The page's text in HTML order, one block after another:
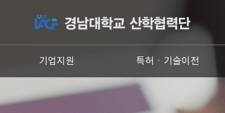
기업지원 특허ㆍ기술이전